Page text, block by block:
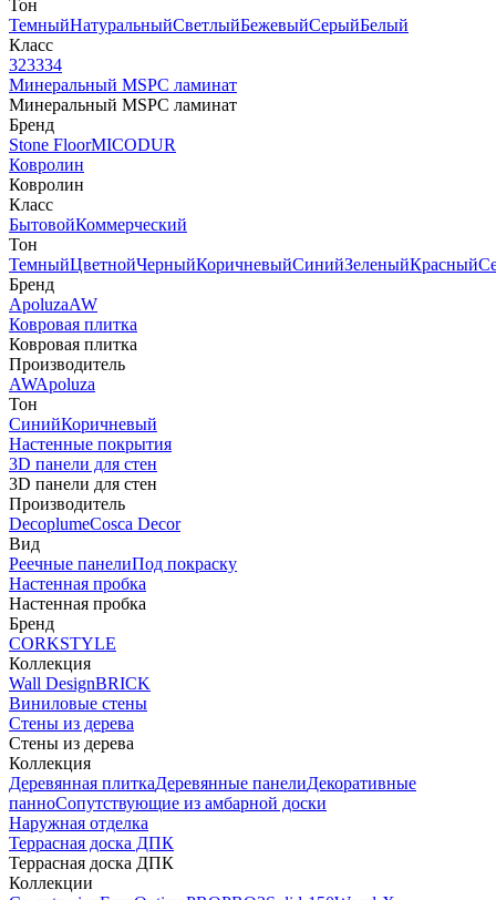
Тон
ТемныйНатуральныйСветлыйБежевыйСерыйБелый
Класс
323334
Минеральный MSPC ламинат
Минеральный MSPC ламинат
Бренд
Stone FloorMICODUR
Ковролин
Ковролин
Класс
БытовойКоммерческий
Тон
ТемныйЦветнойЧерныйКоричневыйСинийЗеленыйКрасный
Бренд
ApoluzaAW
Ковровая плитка
Ковровая плитка
Производитель
AWApoluza
Тон
СинийКоричневый
Настенные покрытия
3D панели для стен
3D панели для стен
Производитель
DecoplumeCosca Decor
Вид
Реечные панелиПод покраску
Настенная пробка
Настенная пробка
Бренд
CORKSTYLE
Коллекция
Wall DesignBRICK
Виниловые стены
Стены из дерева
Стены из дерева
Коллекция
Деревянная плиткаДеревянные панелиДекоративные
панноСопутствующие из амбарной доски
Наружная отделка
Террасная доска ДПК
Террасная доска ДПК
Коллекции